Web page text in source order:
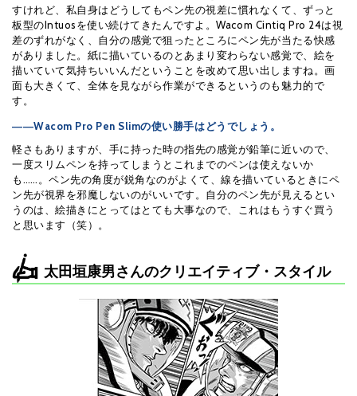
すけれど、私自身はどうしてもペン先の視差に慣れなくて、ずっと
板型のIntuosを使い続けてきたんですよ。Wacom Cintiq Pro 24は視
差のずれがなく、自分の感覚で狙ったところにペン先が当たる快感
がありました。紙に描いているのとあまり変わらない感覚で、絵を
描いていて気持ちいいんだということを改めて思い出しますね。画
面も大きくて、全体を見ながら作業ができるというのも魅力的で
す。
――Wacom Pro Pen Slimの使い勝手はどうでしょう。
軽さもありますが、手に持った時の指先の感覚が鉛筆に近いので、
一度スリムペンを持ってしまうとこれまでのペンは使えないか
も……。ペン先の角度が鋭角なのがよくて、線を描いているときにペ
ン先が視界を邪魔しないのがいいです。自分のペン先が見えるとい
うのは、絵描きにとってはとても大事なので、これはもうすぐ買う
と思います（笑）。
太田垣康男さんのクリエイティブ・スタイル